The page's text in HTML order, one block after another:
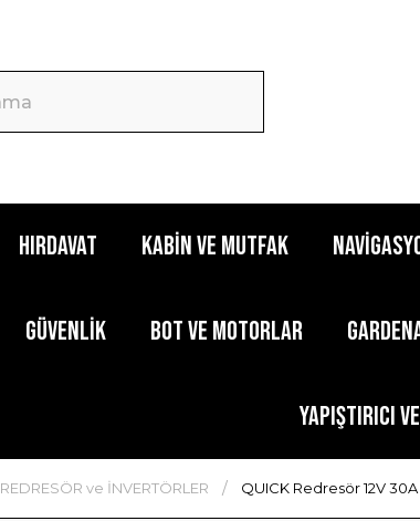
HIRDAVAT KABİN ve MUTFAK
GÜVENLİK BOT ve MOTORLAR
YAPIŞTIRICI
REDRESÖR ve İNVERTÖRLER QUICK Redresör 12V 30A